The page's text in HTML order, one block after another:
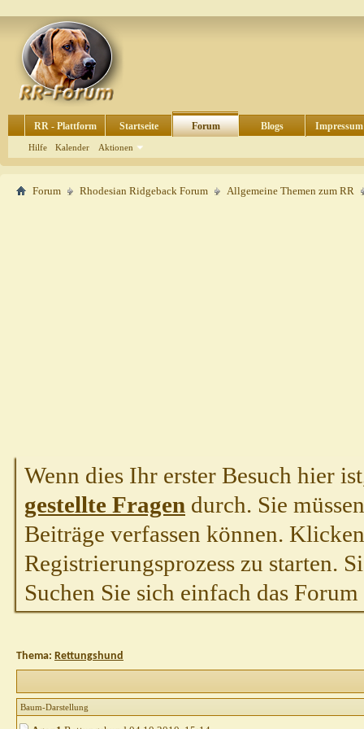
RR - Plattform Startseite Forum
Hilfe Kalender Aktionen
Blogs Impressum
Forum Rhodesian Ridgeback Forum Allgemeine Themen zum RR
Wenn dies Ihr erster Besuch hier
gestellte Fragen durch. Sie
Beiträge verfassen können.
Registrierungsprozess zu starten.
Suchen Sie sich einfach das
Thema: Rettungshund
Baum-Darstellung